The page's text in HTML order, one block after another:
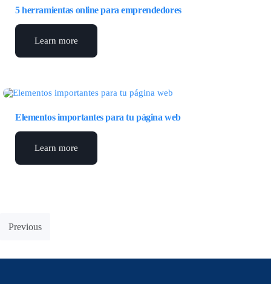
5 herramientas online para emprendedores
Learn more
Elementos importantes para tu página web
Learn more
Previous